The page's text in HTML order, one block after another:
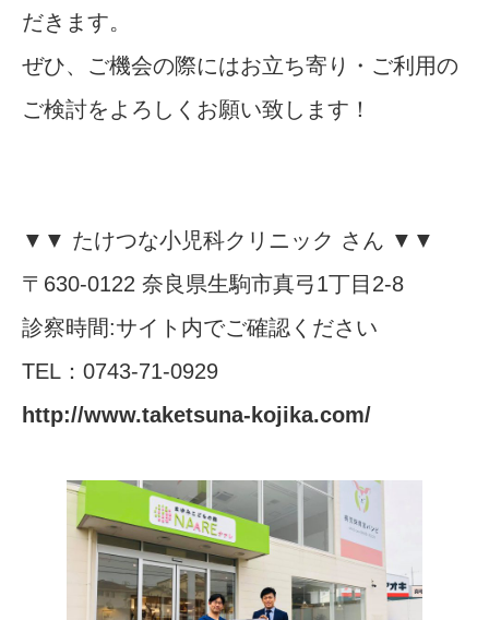
だきます。
ぜひ、ご機会の際にはお立ち寄り・ご利用の
ご検討をよろしくお願い致します！
▼▼ たけつな小児科クリニック さん ▼▼
〒630-0122 奈良県生駒市真弓1丁目2-8
診察時間:サイト内でご確認ください
TEL：0743-71-0929
http://www.taketsuna-kojika.com/